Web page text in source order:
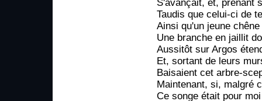
S'avançait, et, prenant
Taudis que celui-ci de
Ainsi qu'un jeune
Une branche en jaillit
Aussitôt sur Argos
Et, sortant de leurs
Baisaient cet arbre-
Maintenant, si, malgré
Ce songe était pour